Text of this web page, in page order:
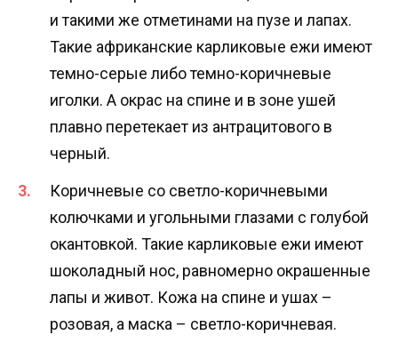
и такими же отметинами на пузе и лапах.
Такие африканские карликовые ежи имеют
темно-серые либо темно-коричневые
иголки. А окрас на спине и в зоне ушей
плавно перетекает из антрацитового в
черный.
Коричневые со светло-коричневыми
колючками и угольными глазами с голубой
окантовкой. Такие карликовые ежи имеют
шоколадный нос, равномерно окрашенные
лапы и живот. Кожа на спине и ушах –
розовая, а маска – светло-коричневая.